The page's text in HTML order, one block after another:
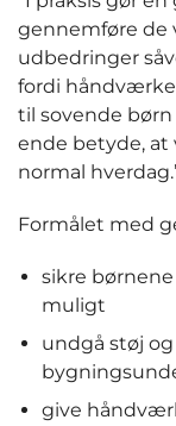
gennemføre de
udbedringer
fordi
til sovende børn
ende betyde, at
normal
Formålet med
sikre
muligt
undgå støj
give